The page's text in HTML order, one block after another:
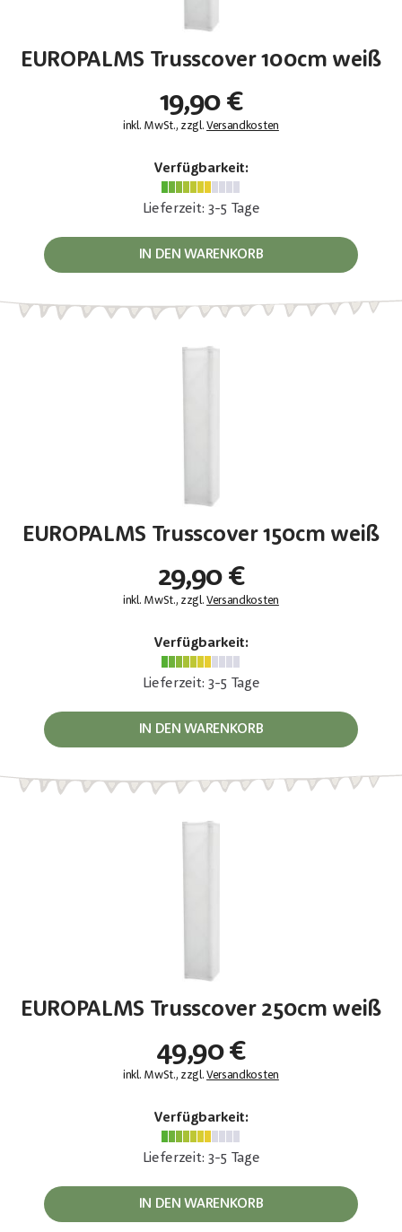
EUROPALMS Trusscover 100cm weiß
19,90 €
inkl. MwSt., zzgl.Versandkosten
Verfügbarkeit:
Lieferzeit: 3-5 Tage
IN DEN WARENKORB
EUROPALMS Trusscover 150cm weiß
29,90 €
inkl. MwSt., zzgl.Versandkosten
Verfügbarkeit:
Lieferzeit: 3-5 Tage
IN DEN WARENKORB
EUROPALMS Trusscover 250cm weiß
49,90 €
inkl. MwSt., zzgl.Versandkosten
Verfügbarkeit:
Lieferzeit: 3-5 Tage
IN DEN WARENKORB